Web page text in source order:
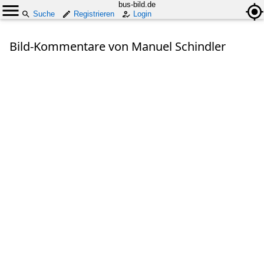
bus-bild.de
Suche
Registrieren Login
Bild-Kommentare von Manuel Schindler